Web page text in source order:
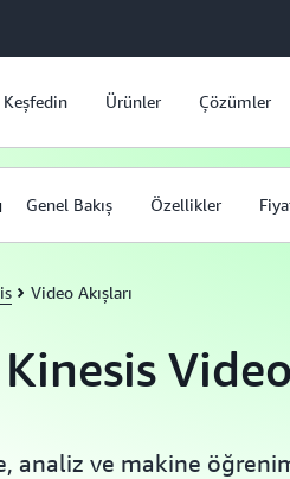
Keşfedin Ürünler Çözümler
Genel Bakış Özellikler
Video Akışları
Video
analiz ve makine